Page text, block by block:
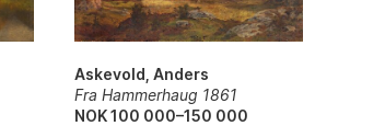
Askevold, Anders
Fra Hammerhaug 1861
NOK 100 000–150 000